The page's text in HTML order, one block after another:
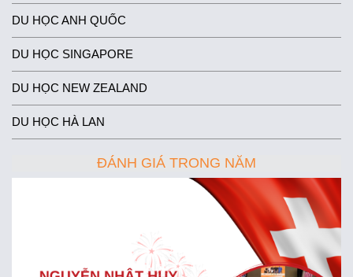
DU HỌC ANH QUỐC
DU HỌC SINGAPORE
DU HỌC NEW ZEALAND
DU HỌC HÀ LAN
ĐÁNH GIÁ TRONG NĂM